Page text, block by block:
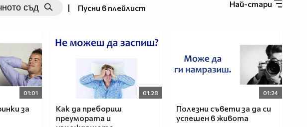
Най-стари
| Пусни в плейлист
01:01
за
01:28
Как да пребориш
преумората и
01:24
Полезни съвети за да си
успешен в живота